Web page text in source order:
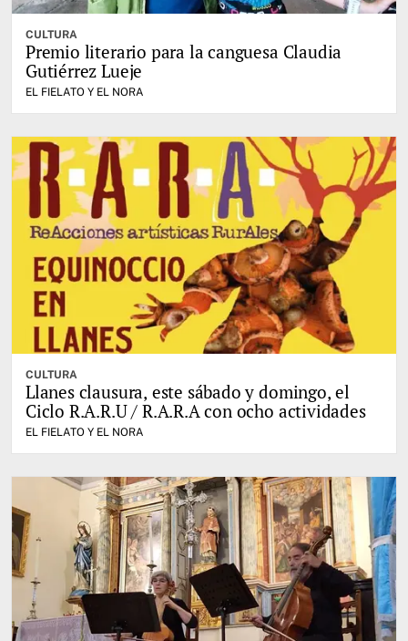
CULTURA
Premio literario para la canguesa Claudia
Gutiérrez Lueje
EL FIELATO Y EL NORA
CULTURA
Llanes clausura, este sábado y domingo, el
Ciclo R.A.R.U / R.A.R.A con ocho actividades
EL FIELATO Y EL NORA